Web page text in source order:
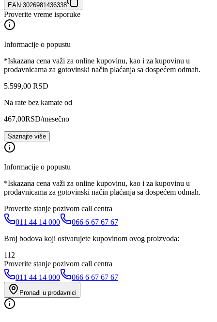
EAN:3026981436338
Proverite vreme isporuke
Informacije o popustu
*Iskazana cena važi za online kupovinu, kao i za kupovinu u
prodavnicama za gotovinski način plaćanja sa dospećem odmah.
5.599,00 RSD
Na rate bez kamate od
467,00RSD/mesečno
Saznajte više
Informacije o popustu
*Iskazana cena važi za online kupovinu, kao i za kupovinu u
prodavnicama za gotovinski način plaćanja sa dospećem odmah.
Proverite stanje pozivom call centra
011 44 14 000
066 6 67 67 67
Broj bodova koji ostvarujete kupovinom ovog proizvoda:
112
Proverite stanje pozivom call centra
011 44 14 000
066 6 67 67 67
Pronađi u prodavnici